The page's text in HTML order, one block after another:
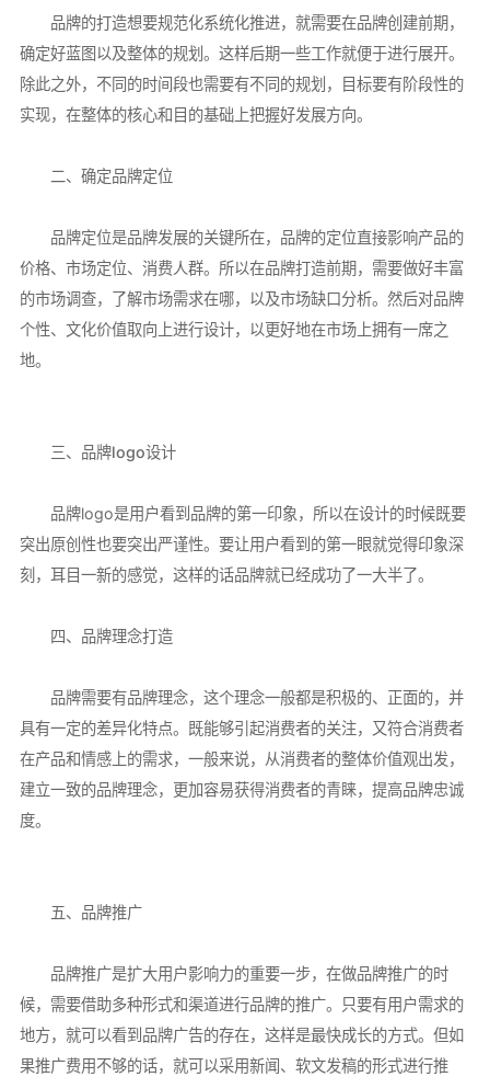
品牌的打造想要规范化系统化推进，就需要在品牌创建前期，
确定好蓝图以及整体的规划。这样后期一些工作就便于进行展开。
除此之外，不同的时间段也需要有不同的规划，目标要有阶段性的
实现，在整体的核心和目的基础上把握好发展方向。
二、确定品牌定位
品牌定位是品牌发展的关键所在，品牌的定位直接影响产品的
价格、市场定位、消费人群。所以在品牌打造前期，需要做好丰富
的市场调查，了解市场需求在哪，以及市场缺口分析。然后对品牌
个性、文化价值取向上进行设计，以更好地在市场上拥有一席之
地。
三、品牌logo设计
品牌logo是用户看到品牌的第一印象，所以在设计的时候既要
突出原创性也要突出严谨性。要让用户看到的第一眼就觉得印象深
刻，耳目一新的感觉，这样的话品牌就已经成功了一大半了。
四、品牌理念打造
品牌需要有品牌理念，这个理念一般都是积极的、正面的，并
具有一定的差异化特点。既能够引起消费者的关注，又符合消费者
在产品和情感上的需求，一般来说，从消费者的整体价值观出发，
建立一致的品牌理念，更加容易获得消费者的青睐，提高品牌忠诚
度。
五、品牌推广
品牌推广是扩大用户影响力的重要一步，在做品牌推广的时
候，需要借助多种形式和渠道进行品牌的推广。只要有用户需求的
地方，就可以看到品牌广告的存在，这样是最快成长的方式。但如
果推广费用不够的话，就可以采用新闻、软文发稿的形式进行推